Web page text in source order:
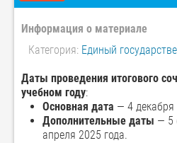
Информация о материале
Категория: Единый
Даты проведения итогового
учебном году:
Основная дата — 4 декабря
Дополнительные даты — 5
апреля 2025 года.